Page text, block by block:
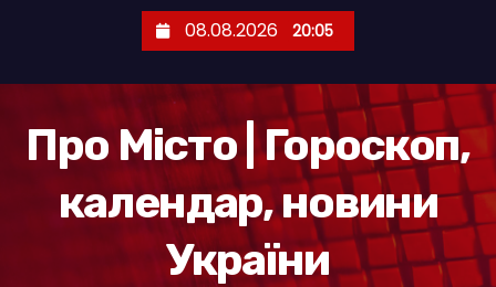
08.08.2026 20:05
Про Місто | Гороскоп,
календар, новини
України